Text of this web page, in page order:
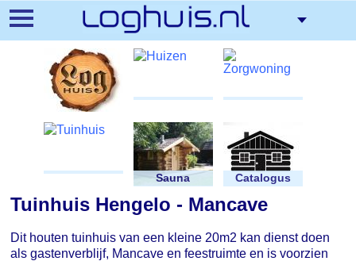
Overslaan
en
naar
Sauna Catalogus
Tuinhuis Hengelo - Mancave
Dit houten tuinhuis van een kleine 20m2 kan dienst doen
als gastenverblijf, Mancave en feestruimte en is voorzien